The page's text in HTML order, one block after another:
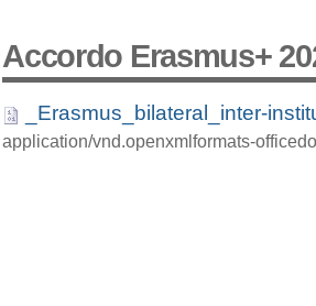
Accordo Erasmus+
_Erasmus_bilateral_inter-
application/vnd.openxmlformats-